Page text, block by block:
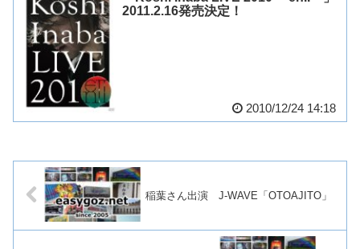
2011.2.16発売決定！
2010/12/24 14:18
稲葉さん出演 J-WAVE「OTOAJITO」